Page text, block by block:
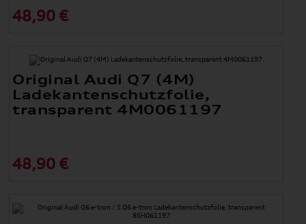
48,90 €
Original Audi Q7 (4M)
Ladekantenschutzfolie,
transparent 4M0061197
48,90 €